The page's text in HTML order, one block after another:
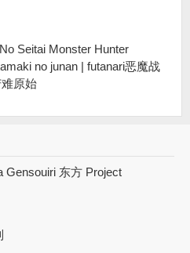
Seitai Monster Hunter
no junan | futanari恶魔战
原始
Gensouiri 东方 Project